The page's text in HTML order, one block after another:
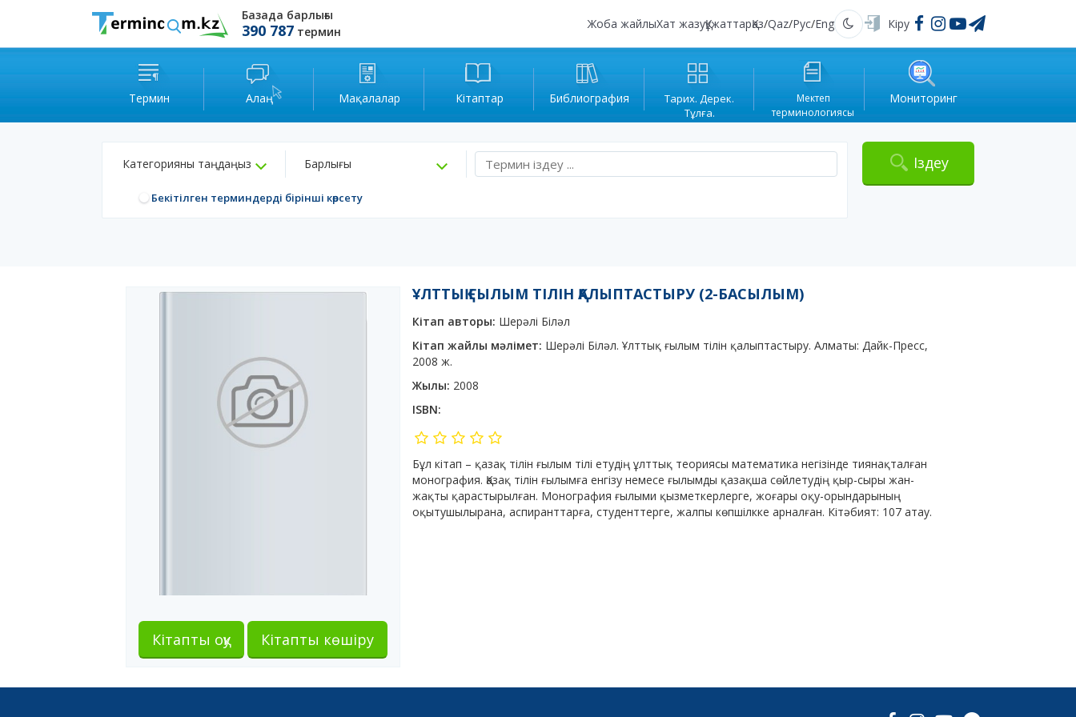
Базада барлығы
390 787 термин
Жоба жайлыХат жазуҚұжаттарҚаз/Qaz/Рус/Eng Қараңғы Кіру
Термин Алаң Мақалалар Кітаптар Библиография
Тарих. Дерек.
Тұлға.
Мектеп
терминологиясы
Мониторинг
Категорияны таңдаңыз Барлығы
Бекітілген терминдерді бірінші көрсету
Іздеу
Кітапты оқу Кітапты көшіру
ҰЛТТЫҚ ҒЫЛЫМ ТІЛІН ҚАЛЫПТАСТЫРУ (2-БАСЫЛЫМ)
Кітап авторы: Шерәлі Біләл
Кітап жайлы мәлімет: Шерәлі Біләл. Ұлттық ғылым тілін қалыптастыру. Алматы: Дайк-Пресс,
2008 ж.
Жылы: 2008
ISBN:
Бұл кітап – қазақ тілін ғылым тілі етудің ұлттық теориясы математика негізінде тиянақталған
монография. Қазақ тілін ғылымға енгізу немесе ғылымды қазақша сөйлетудің қыр-сыры жан-
жақты қарастырылған. Монография ғылыми қызметкерлерге, жоғары оқу-орындарының
оқытушылырана, аспиранттарға, студенттерге, жалпы көпшілкке арналған. Кітәбият: 107 атау.